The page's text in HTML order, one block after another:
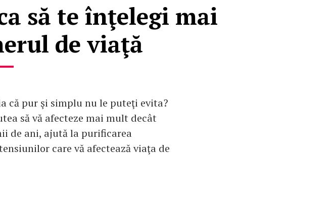
să te înţelegi mai
de viaţă
că pur şi simplu nu le puteţi evita?
să vă afecteze mai mult decât
de ani, ajută la purificarea
care vă afectează viaţa de